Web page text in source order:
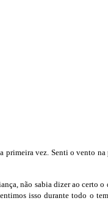
vez. Senti o vento
não sabia dizer ao
isso durante todo o